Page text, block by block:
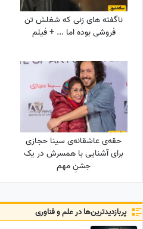
ناگفته های زنی که شغلش تن
فروشی بوده اما ... + فیلم
حقه‌ی عاشقانه‌ی سینا حجازی
برای آشنایی با همسرش در یک
جشنِ مهم
پربازدید‌ترین‌ها در علم و فناوری